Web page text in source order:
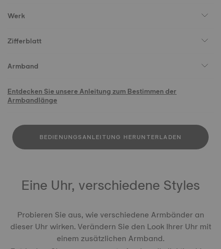
Werk
Zifferblatt
Armband
Entdecken Sie unsere Anleitung zum Bestimmen der
Armbandlänge
BEDIENUNGSANLEITUNG HERUNTERLADEN
Eine Uhr, verschiedene Styles
Probieren Sie aus, wie verschiedene Armbänder an
dieser Uhr wirken. Verändern Sie den Look Ihrer Uhr mit
einem zusätzlichen Armband.